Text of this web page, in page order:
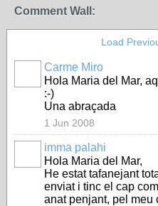
Comment Wall:
Load
Carme Miro
Hola Maria del Mar,
:-)
Una abraçada
1 Jun 2008
imma palahi
Hola Maria del Mar,
He estat tafanejant
enviat i tinc el cap
anat penjant, pel meu